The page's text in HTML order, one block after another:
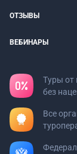
ОТЗЫВЫ
ВЕБИНАРЫ
Туры от
без
Все